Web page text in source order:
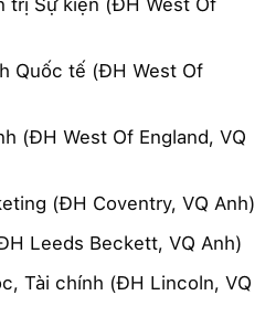
Quốc tế (ĐH West Of
(ĐH West Of England, VQ
(ĐH Coventry, VQ Anh)
Leeds Beckett, VQ Anh)
Tài chính (ĐH Lincoln, VQ